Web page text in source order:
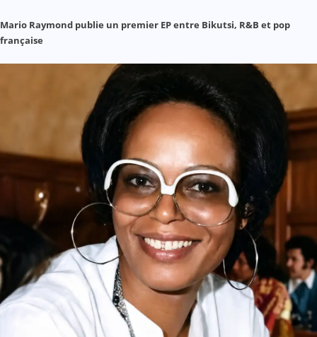
Mario Raymond publie un premier EP entre Bikutsi, R&B et pop
française